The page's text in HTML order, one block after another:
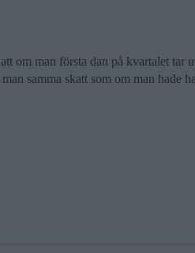
om man första dan på kvartalet tar
samma skatt som om man hade